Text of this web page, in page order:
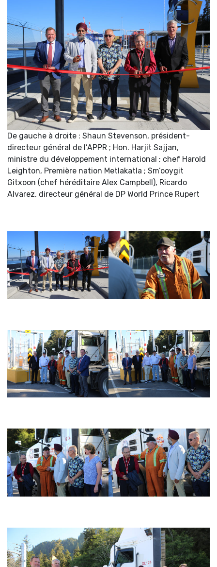
De gauche à droite : Shaun Stevenson, président-
directeur général de l’APPR ; Hon. Harjit Sajjan,
ministre du développement international ; chef Harold
Leighton, Première nation Metlakatla ; Sm’ooygit
Gitxoon (chef héréditaire Alex Campbell), Ricardo
Alvarez, directeur général de DP World Prince Rupert